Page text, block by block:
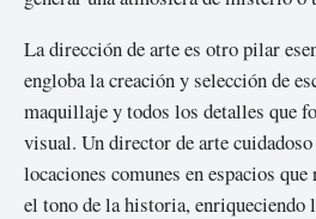
La dirección de arte es otro pilar
engloba la creación y selección de
maquillaje y todos los detalles que
visual. Un director de arte
locaciones comunes en espacios
el tono de la historia, enriqueciendo